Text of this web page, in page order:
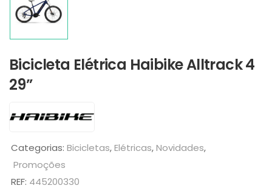
Bicicleta Elétrica Haibike Alltrack 4
29”
Categorias: Bicicletas,Elétricas,Novidades,
Promoções
REF: 445200330